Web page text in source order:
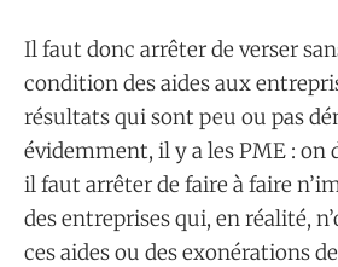
Il faut donc arrêter de verser
condition des aides aux
résultats qui sont peu ou pas
évidemment, il y a les PME : on
il faut arrêter de faire à faire
des entreprises qui, en réalité,
ces aides ou des exonérations